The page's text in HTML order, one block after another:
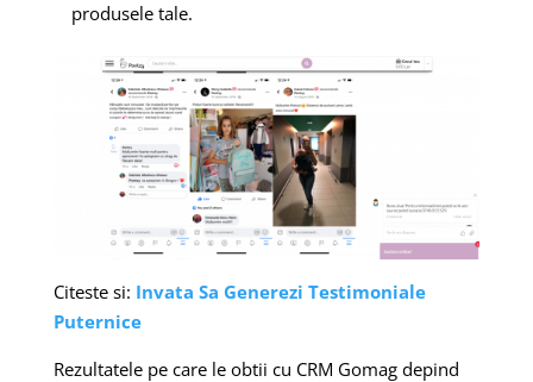
produsele tale.
Citeste si: Invata Sa Generezi Testimoniale
Puternice
Rezultatele pe care le obtii cu CRM Gomag depind